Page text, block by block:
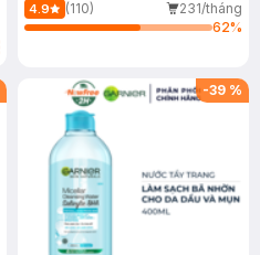
4.9 (110)
231/tháng
62%
-39 %